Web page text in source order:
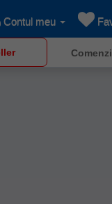
Contul meu